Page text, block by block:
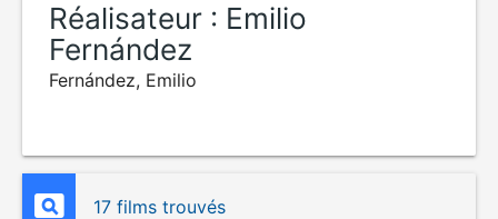
Réalisateur : Emilio
Fernández
Fernández, Emilio
17 films trouvés